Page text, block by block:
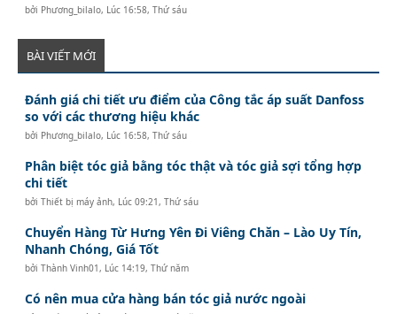
bởi Phương_bilalo, Lúc 16:58, Thứ sáu
BÀI VIẾT MỚI
Đánh giá chi tiết ưu điểm của Công tắc áp suất Danfoss
so với các thương hiệu khác
bởi Phương_bilalo, Lúc 16:58, Thứ sáu
Phân biệt tóc giả bằng tóc thật và tóc giả sợi tổng hợp
chi tiết
bởiThiết bị máy ảnh, Lúc 09:21, Thứ sáu
Chuyển Hàng Từ Hưng Yên Đi Viêng Chăn – Lào Uy Tín,
Nhanh Chóng, Giá Tốt
bởiThành Vinh01 , Lúc 14:19, Thứ năm
Có nên mua cửa hàng bán tóc giả nước ngoài